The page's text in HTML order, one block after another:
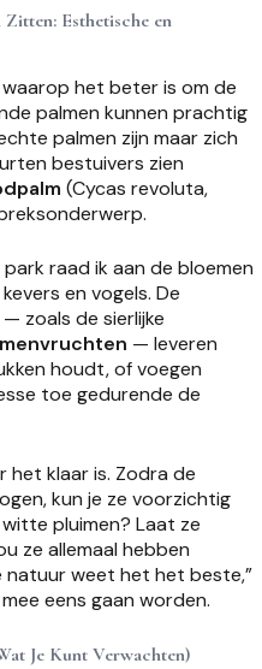
Esthetische en
het beter is om de
palmen kunnen prachtig
palmen zijn maar zich
bestuivers zien
(Cycas revoluta,
raad ik aan de bloemen
en vogels. De
zoals de sierlijke
— leveren
houdt, of voegen
toe gedurende de
het klaar is. Zodra de
kun je ze voorzichtig
pluimen? Laat ze
ze allemaal hebben
natuur weet het het beste,”
eens gaan worden.
Je Kunt Verwachten)